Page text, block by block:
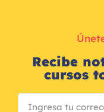
Recibe
cursos